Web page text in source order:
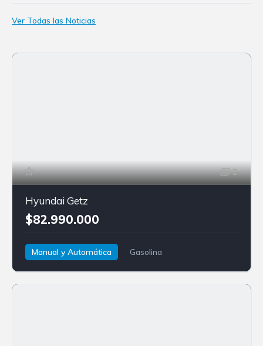
Ver Todas las Noticias
2
Hyundai Getz
$82.990.000
Manual y Automática
Gasolina